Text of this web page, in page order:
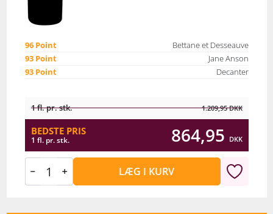
96 Point
Bettane et Desseauve
93 Point
Jane Anson
93 Point
Decanter
1 fl. pr. stk. 1.209,95DKK
BEDSTE PRIS
1 fl. pr. stk. 864,95 DKK
LÆG I KURV